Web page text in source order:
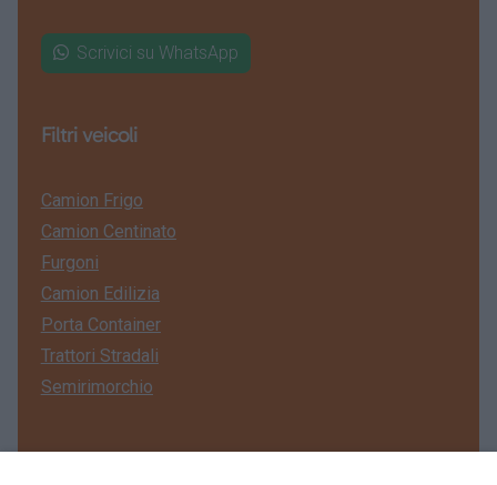
Scrivici su WhatsApp
Filtri veicoli
Camion Frigo
Camion Centinato
Furgoni
Camion Edilizia
Porta Container
Trattori Stradali
Semirimorchio